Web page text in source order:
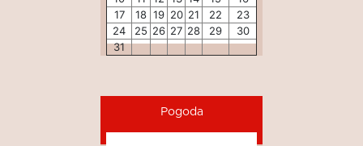
17
18 19 20 21 22
23
24
25 26 27 28 29
30
31
Pogoda